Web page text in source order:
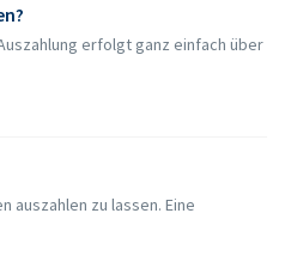
erfolgt ganz einfach über
auszahlen zu lassen. Eine